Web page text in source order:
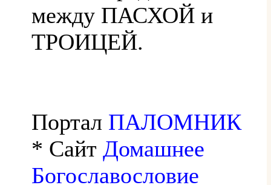
между ПАСХОЙ и
ТРОИЦЕЙ.
Портал ПАЛОМНИК
* Сайт Домашнее
Богославословие